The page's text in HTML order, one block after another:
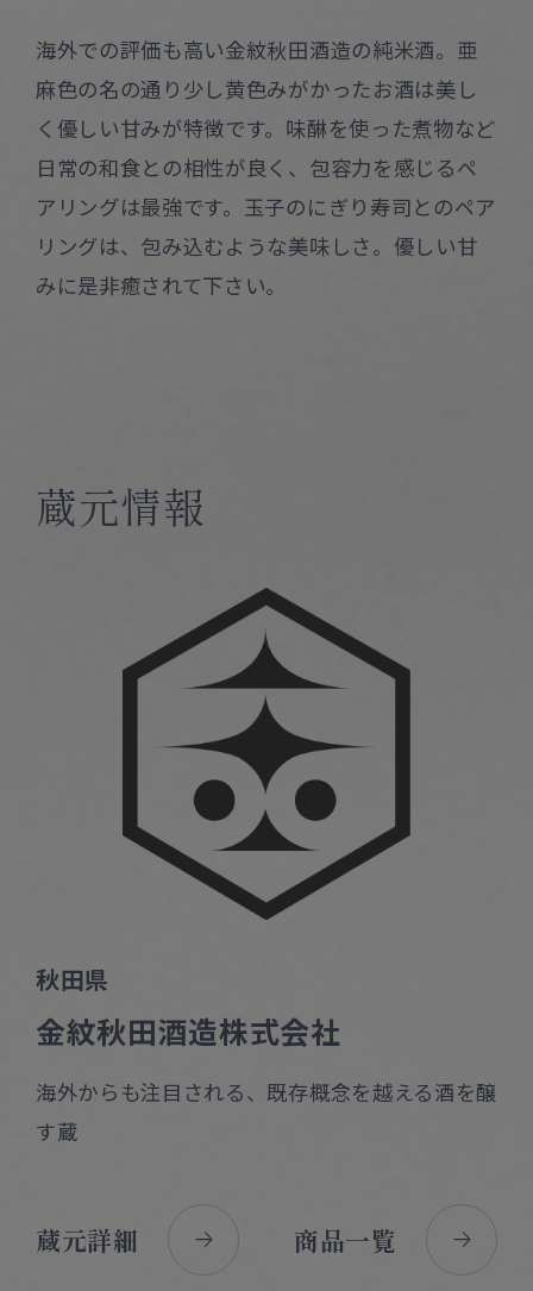
海外での評価も高い金紋秋田酒造の純米酒。亜
麻色の名の通り少し黄色みがかったお酒は美し
く優しい甘みが特徴です。味醂を使った煮物など
日常の和食との相性が良く、包容力を感じるペ
アリングは最強です。玉子のにぎり寿司とのペア
リングは、包み込むような美味しさ。優しい甘
みに是非癒されて下さい。
蔵元情報
秋田県
金紋秋田酒造株式会社
海外からも注目される、既存概念を越える酒を醸
す蔵
蔵元詳細 商品一覧